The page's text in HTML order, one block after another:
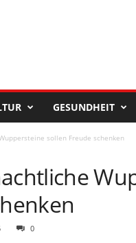
GESUNDHEIT
sollen Freude schenken
0